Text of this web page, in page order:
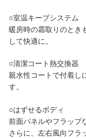
○室温キープシステム
暖房時の霜取りのとき
して快適に。
○清潔コート熱交換器
親水性コートで付着し
す。
○はずせるボディ
前面パネルやフラップ
さらに、左右風向フラ